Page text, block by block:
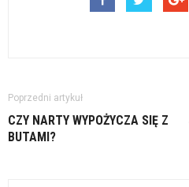
Poprzedni artykuł
CZY NARTY WYPOŻYCZA SIĘ Z
BUTAMI?